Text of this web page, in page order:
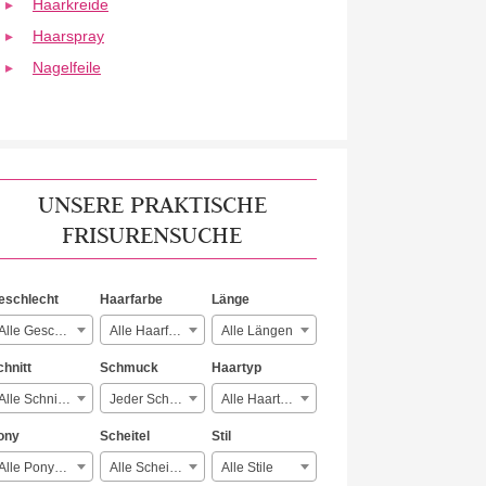
Haarkreide
Haarspray
Nagelfeile
UNSERE PRAKTISCHE
FRISURENSUCHE
Alle Geschlechter
Haarfarbe
Alle Haarfarben
Länge
Alle Längen
Alle Schnitte
Schmuck
Jeder Schmuck
Haartyp
Alle Haartypen
Alle Ponyarten
Scheitel
Alle Scheitelarten
Stil
Alle Stile